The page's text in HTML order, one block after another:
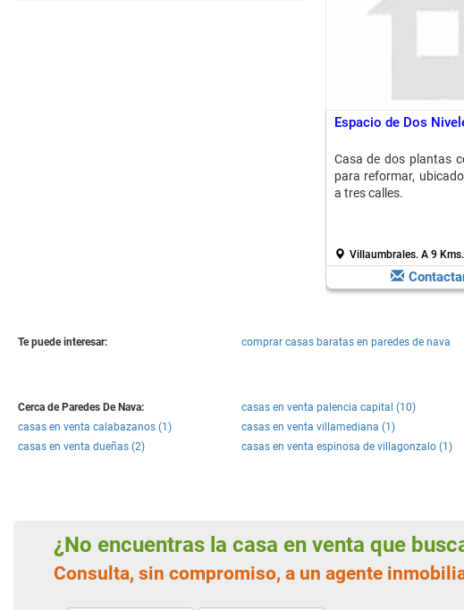
Espacio de Dos
Casa de dos plantas
para reformar,
a tres calles.
Villaumbrales. A 9
Te puede interesar: comprar casas baratas en paredes de nava
Cerca de Paredes De Nava: casas en venta palencia capital (10)
casas en venta calabazanos (1)
casas en venta villamediana (1)
casas en venta dueñas (2)
casas en venta espinosa de villagonzalo (1)
¿No encuentras la casa en venta que
Consulta, sin compromiso, a un agente